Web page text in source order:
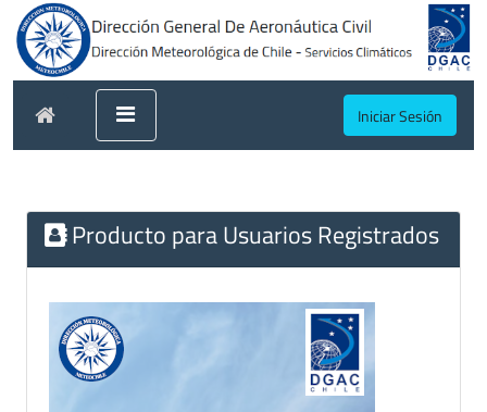
Iniciar Sesión
Producto para Usuarios Registrados